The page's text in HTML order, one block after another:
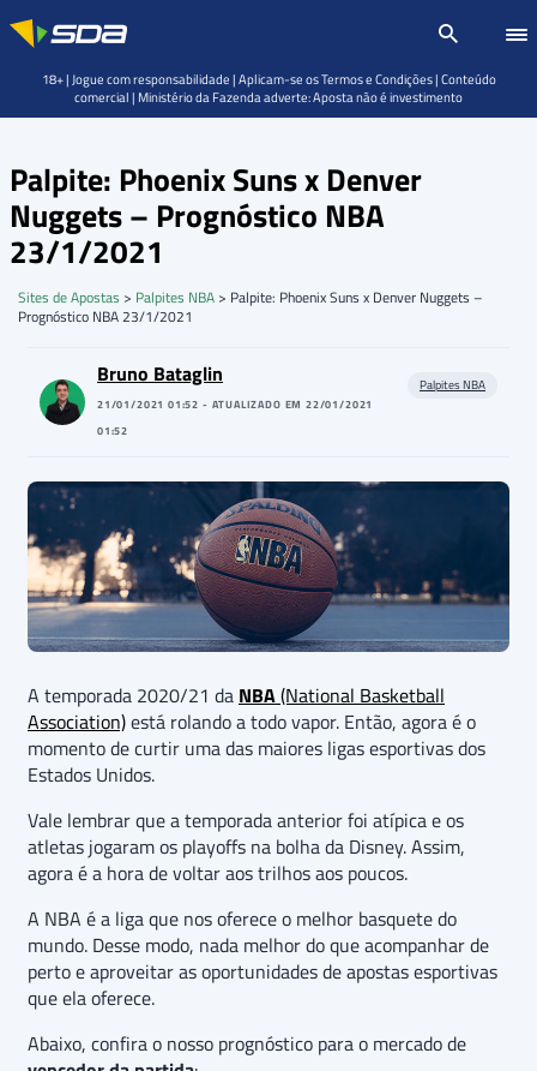
Palpite: Phoenix Suns x Denver
Nuggets – Prognóstico NBA
23/1/2021
Sites de Apostas > Palpites NBA > Palpite: Phoenix Suns x Denver Nuggets –
Prognóstico NBA 23/1/2021
Bruno Bataglin
21/01/2021 01:52 - ATUALIZADO EM 22/01/2021
01:52
Palpites NBA
A temporada 2020/21 da NBA(National Basketball
Association)está rolando a todo vapor. Então, agora é o
momento de curtir uma das maiores ligas esportivas dos
Estados Unidos.
Vale lembrar que a temporada anterior foi atípica e os
atletas jogaram os playoffs na bolha da Disney. Assim,
agora é a hora de voltar aos trilhos aos poucos.
A NBA é a liga que nos oferece o melhor basquete do
mundo. Desse modo, nada melhor do que acompanhar de
perto e aproveitar as oportunidades de apostas esportivas
que ela oferece.
Abaixo, confira o nosso prognóstico para o mercado de
18+ | Jogue com responsabilidade | Aplicam-se os Termos e Condições | Conteúdo
comercial | Ministério da Fazenda adverte: Aposta não é investimento